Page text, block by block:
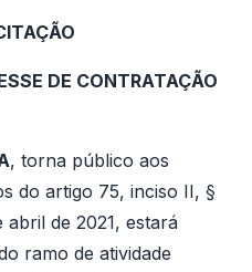
DE CONTRATAÇÃO
, torna público aos
do artigo 75, inciso II, §
abril de 2021, estará
ramo de atividade